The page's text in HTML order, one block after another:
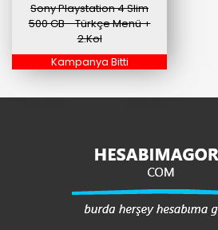
Sony Playstation 4 Slim
500 GB - Türkçe Menü +
2.Kol
Kampanya Bitti